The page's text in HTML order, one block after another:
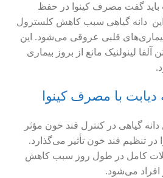
گفت مصرف کینوا در حفظ
دانه گیاهی سبب کاهش کلسترول
قلبی عروقی می‌شود. این
لینولنیک مانع از بروز بیماری
دیابت با مصرف کینوا
گیاهی در کنترل قند خون مؤثر
در تنظیم قند خون تأثیر می‌گذارد.
از غلات کامل در طول روز سبب کاهش